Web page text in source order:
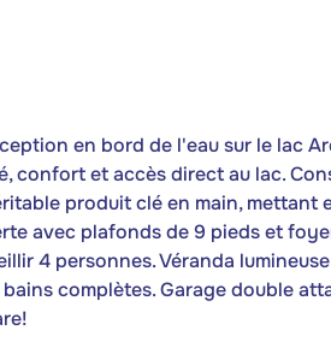
en bord de l'eau sur le lac
confort et accès direct au lac.
produit clé en main, mettant
avec plafonds de 9 pieds et
4 personnes. Véranda
complètes. Garage double